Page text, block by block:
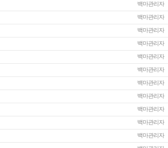
백마관리자
백마관리자
백마관리자
백마관리자
백마관리자
백마관리자
백마관리자
백마관리자
백마관리자
백마관리자
백마관리자